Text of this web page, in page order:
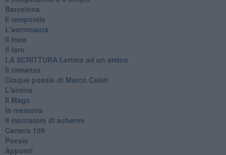
Barcelona
Il temporale
L'astronauta
Il frate
Il faro
​LA SCRITTURA Lettera ad un amico
Il romanzo
Cinque poesie di Marco Celati
L'airone
Il Mago
In memoria
Il montatore di schermi
Camera 109
Poesie
Appunti